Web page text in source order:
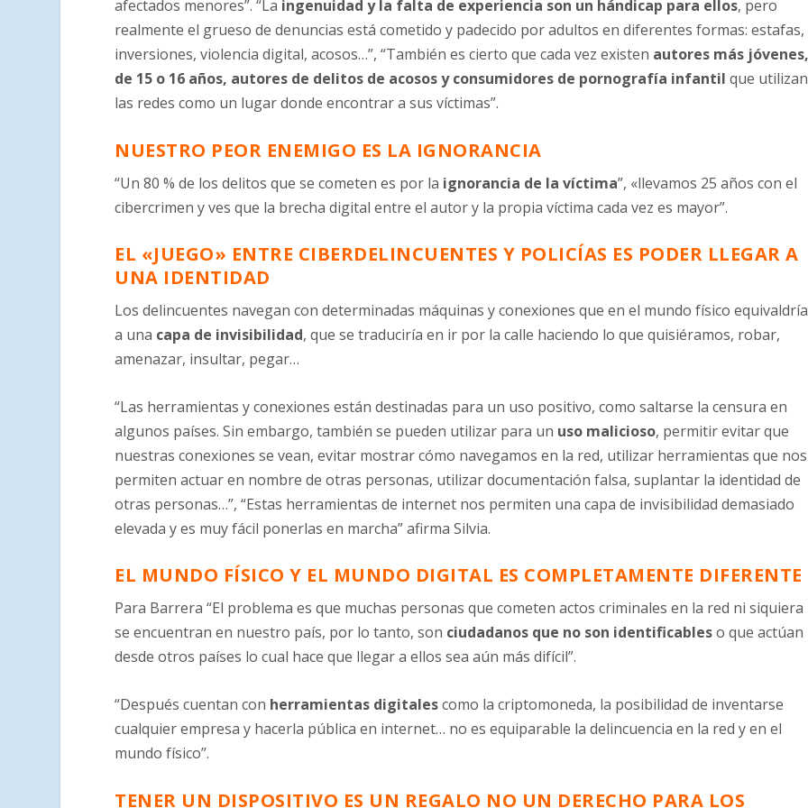
afectados menores”. “La ingenuidad y la falta de experiencia son un hándicap para ellos, pero
realmente el grueso de denuncias está cometido y padecido por adultos en diferentes formas: estafas,
inversiones, violencia digital, acosos…”, “También es cierto que cada vez existen autores más jóvenes,
de 15 o 16 años, autores de delitos de acosos y consumidores de pornografía infantil que utilizan
las redes como un lugar donde encontrar a sus víctimas”.
NUESTRO PEOR ENEMIGO ES LA IGNORANCIA
“Un 80 % de los delitos que se cometen es por la ignorancia de la víctima”, «llevamos 25 años con el
cibercrimen y ves que la brecha digital entre el autor y la propia víctima cada vez es mayor”.
EL «JUEGO» ENTRE CIBERDELINCUENTES Y POLICÍAS ES PODER LLEGAR A
UNA IDENTIDAD
Los delincuentes navegan con determinadas máquinas y conexiones que en el mundo físico equivaldría
a una capa de invisibilidad, que se traduciría en ir por la calle haciendo lo que quisiéramos, robar,
amenazar, insultar, pegar…
“Las herramientas y conexiones están destinadas para un uso positivo, como saltarse la censura en
algunos países. Sin embargo, también se pueden utilizar para un uso malicioso, permitir evitar que
nuestras conexiones se vean, evitar mostrar cómo navegamos en la red, utilizar herramientas que nos
permiten actuar en nombre de otras personas, utilizar documentación falsa, suplantar la identidad de
otras personas…”, “Estas herramientas de internet nos permiten una capa de invisibilidad demasiado
elevada y es muy fácil ponerlas en marcha” afirma Silvia.
EL MUNDO FÍSICO Y EL MUNDO DIGITAL ES COMPLETAMENTE DIFERENTE
Para Barrera “El problema es que muchas personas que cometen actos criminales en la red ni siquiera
se encuentran en nuestro país, por lo tanto, son ciudadanos que no son identificableso que actúan
desde otros países lo cual hace que llegar a ellos sea aún más difícil”.
“Después cuentan con herramientas digitalescomo la criptomoneda, la posibilidad de inventarse
cualquier empresa y hacerla pública en internet… no es equiparable la delincuencia en la red y en el
mundo físico”.
TENER UN DISPOSITIVO ES UN REGALO NO UN DERECHO PARA LOS